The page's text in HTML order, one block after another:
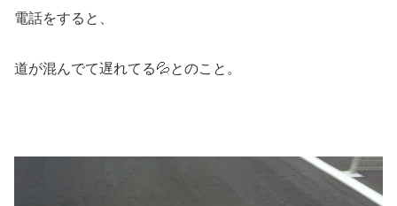
電話をすると、
道が混んでて遅れてる💦とのこと。